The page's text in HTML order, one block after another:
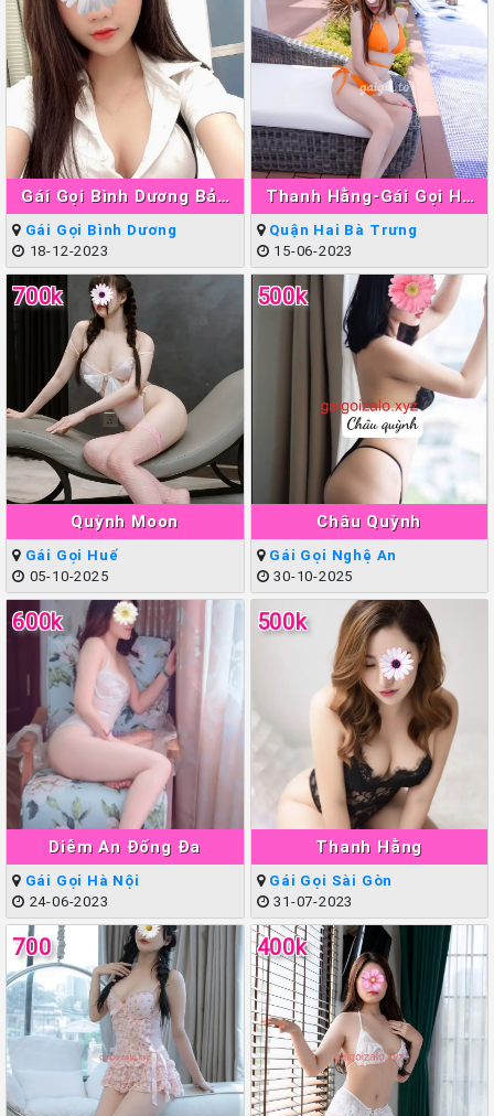
Gái Gọi Bình Dương Bảo
Ngân
Gái Gọi Bình Dương
18-12-2023
Thanh Hằng-Gái Gọi Hà
Nội Làm Tình Giỏi Đẳng
Quận Hai Bà Trưng
15-06-2023
Quỳnh Moon
700k
Gái Gọi Huế
05-10-2025
Châu Quỳnh
500k
Gái Gọi Nghệ An
30-10-2025
Diễm An Đống Đa
600k
Gái Gọi Hà Nội
24-06-2023
Thanh Hằng
500k
Gái Gọi Sài Gòn
31-07-2023
700 400k